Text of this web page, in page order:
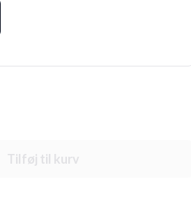
Tilføj til kurv